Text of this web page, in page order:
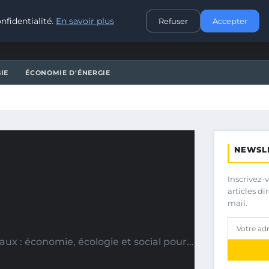
CONTACT
ÉCONOMIE D'ÉNERGIE
: économie, écologie et social pour…
Inscrivez-
articles
mail.
En savoir plus Refuser Accepter